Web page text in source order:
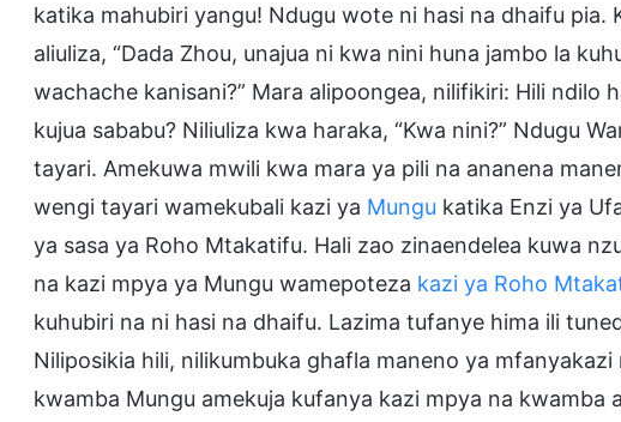
katika mahubiri yangu! Ndugu wote ni hasi na dhaifu pia.
aliuliza, “Dada Zhou, unajua ni kwa nini huna jambo la
wachache kanisani?” Mara alipoongea, nilifikiri: Hili ndilo
kujua sababu? Niliuliza kwa haraka, “Kwa nini?” Ndugu
tayari. Amekuwa mwili kwa mara ya pili na ananena
wengi tayari wamekubali kazi ya Mungu katika Enzi ya
ya sasa ya Roho Mtakatifu. Hali zao zinaendelea kuwa
na kazi mpya ya Mungu wamepoteza kazi ya Roho
kuhubiri na ni hasi na dhaifu. Lazima tufanye hima ili
Niliposikia hili, nilikumbuka ghafla maneno ya
kwamba Mungu amekuja kufanya kazi mpya na kwamba